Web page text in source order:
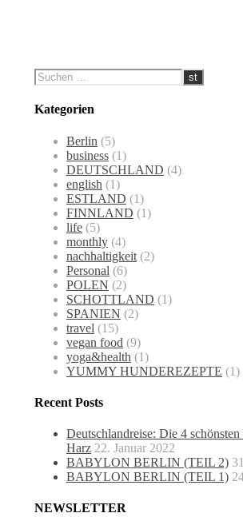
Kategorien
Berlin (5)
business (1)
DEUTSCHLAND (4)
english (1)
ESTLAND (1)
FINNLAND (1)
life (5)
monthly (4)
nachhaltigkeit (2)
Personal (6)
POLEN (2)
SCHOTTLAND (1)
SPANIEN (2)
travel (15)
vegan food (9)
yoga&health (1)
YUMMY HUNDEREZEPTE (1)
Recent Posts
Deutschlandreise: Die 4
Harz 22. Januar 2022
BABYLON BERLIN (TEIL 2)
BABYLON BERLIN (TEIL 1)
NEWSLETTER